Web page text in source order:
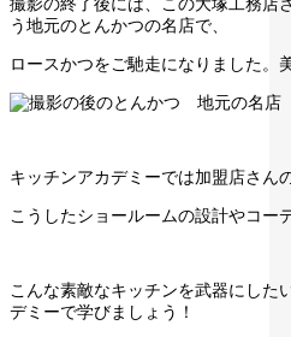
撮影の終了後には、この大塚工務店
う地元のとんかつの名店で、
ロースかつをご馳走になりました。
キッチンアカデミーでは加盟店さん
こうしたショールームの設計やコー
こんな素敵なキッチンを武器にした
デミーで学びましょう！